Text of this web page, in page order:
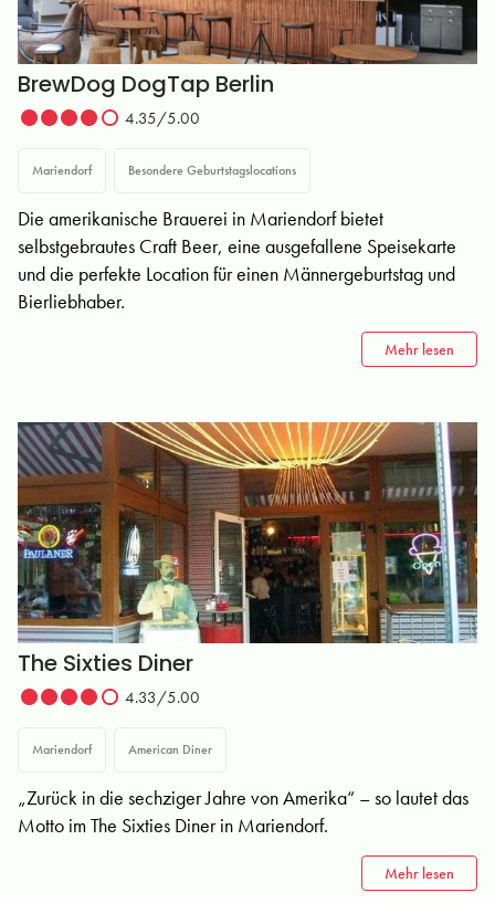
BrewDog DogTap Berlin
4.35/5.00
Mariendorf Besondere Geburtstagslocations
Die amerikanische Brauerei in Mariendorf bietet
selbstgebrautes Craft Beer, eine ausgefallene Speisekarte
und die perfekte Location für einen Männergeburtstag und
Bierliebhaber.
Mehr lesen
The Sixties Diner
4.33/5.00
Mariendorf American Diner
„Zurück in die sechziger Jahre von Amerika“ – so lautet das
Motto im The Sixties Diner in Mariendorf.
Mehr lesen